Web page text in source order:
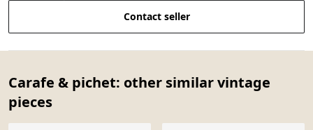
Contact seller
Carafe & pichet: other similar vintage
pieces